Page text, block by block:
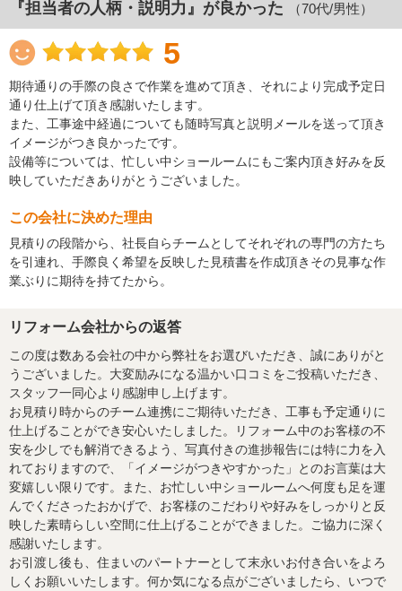
『担当者の人柄・説明力』が良かった （70代/男性）
5
期待通りの手際の良さで作業を進めて頂き、それにより完成予定日
通り仕上げて頂き感謝いたします。
また、工事途中経過についても随時写真と説明メールを送って頂き
イメージがつき良かったです。
設備等については、忙しい中ショールームにもご案内頂き好みを反
映していただきありがとうございました。
この会社に決めた理由
見積りの段階から、社長自らチームとしてそれぞれの専門の方たち
を引連れ、手際良く希望を反映した見積書を作成頂きその見事な作
業ぶりに期待を持てたから。
リフォーム会社からの返答
この度は数ある会社の中から弊社をお選びいただき、誠にありがと
うございました。大変励みになる温かい口コミをご投稿いただき、
スタッフ一同心より感謝申し上げます。
お見積り時からのチーム連携にご期待いただき、工事も予定通りに
仕上げることができ安心いたしました。リフォーム中のお客様の不
安を少しでも解消できるよう、写真付きの進捗報告には特に力を入
れておりますので、「イメージがつきやすかった」とのお言葉は大
変嬉しい限りです。また、お忙しい中ショールームへ何度も足を運
んでくださったおかげで、お客様のこだわりや好みをしっかりと反
映した素晴らしい空間に仕上げることができました。ご協力に深く
感謝いたします。
お引渡し後も、住まいのパートナーとして末永いお付き合いをよろ
しくお願いいたします。何か気になる点がございましたら、いつで